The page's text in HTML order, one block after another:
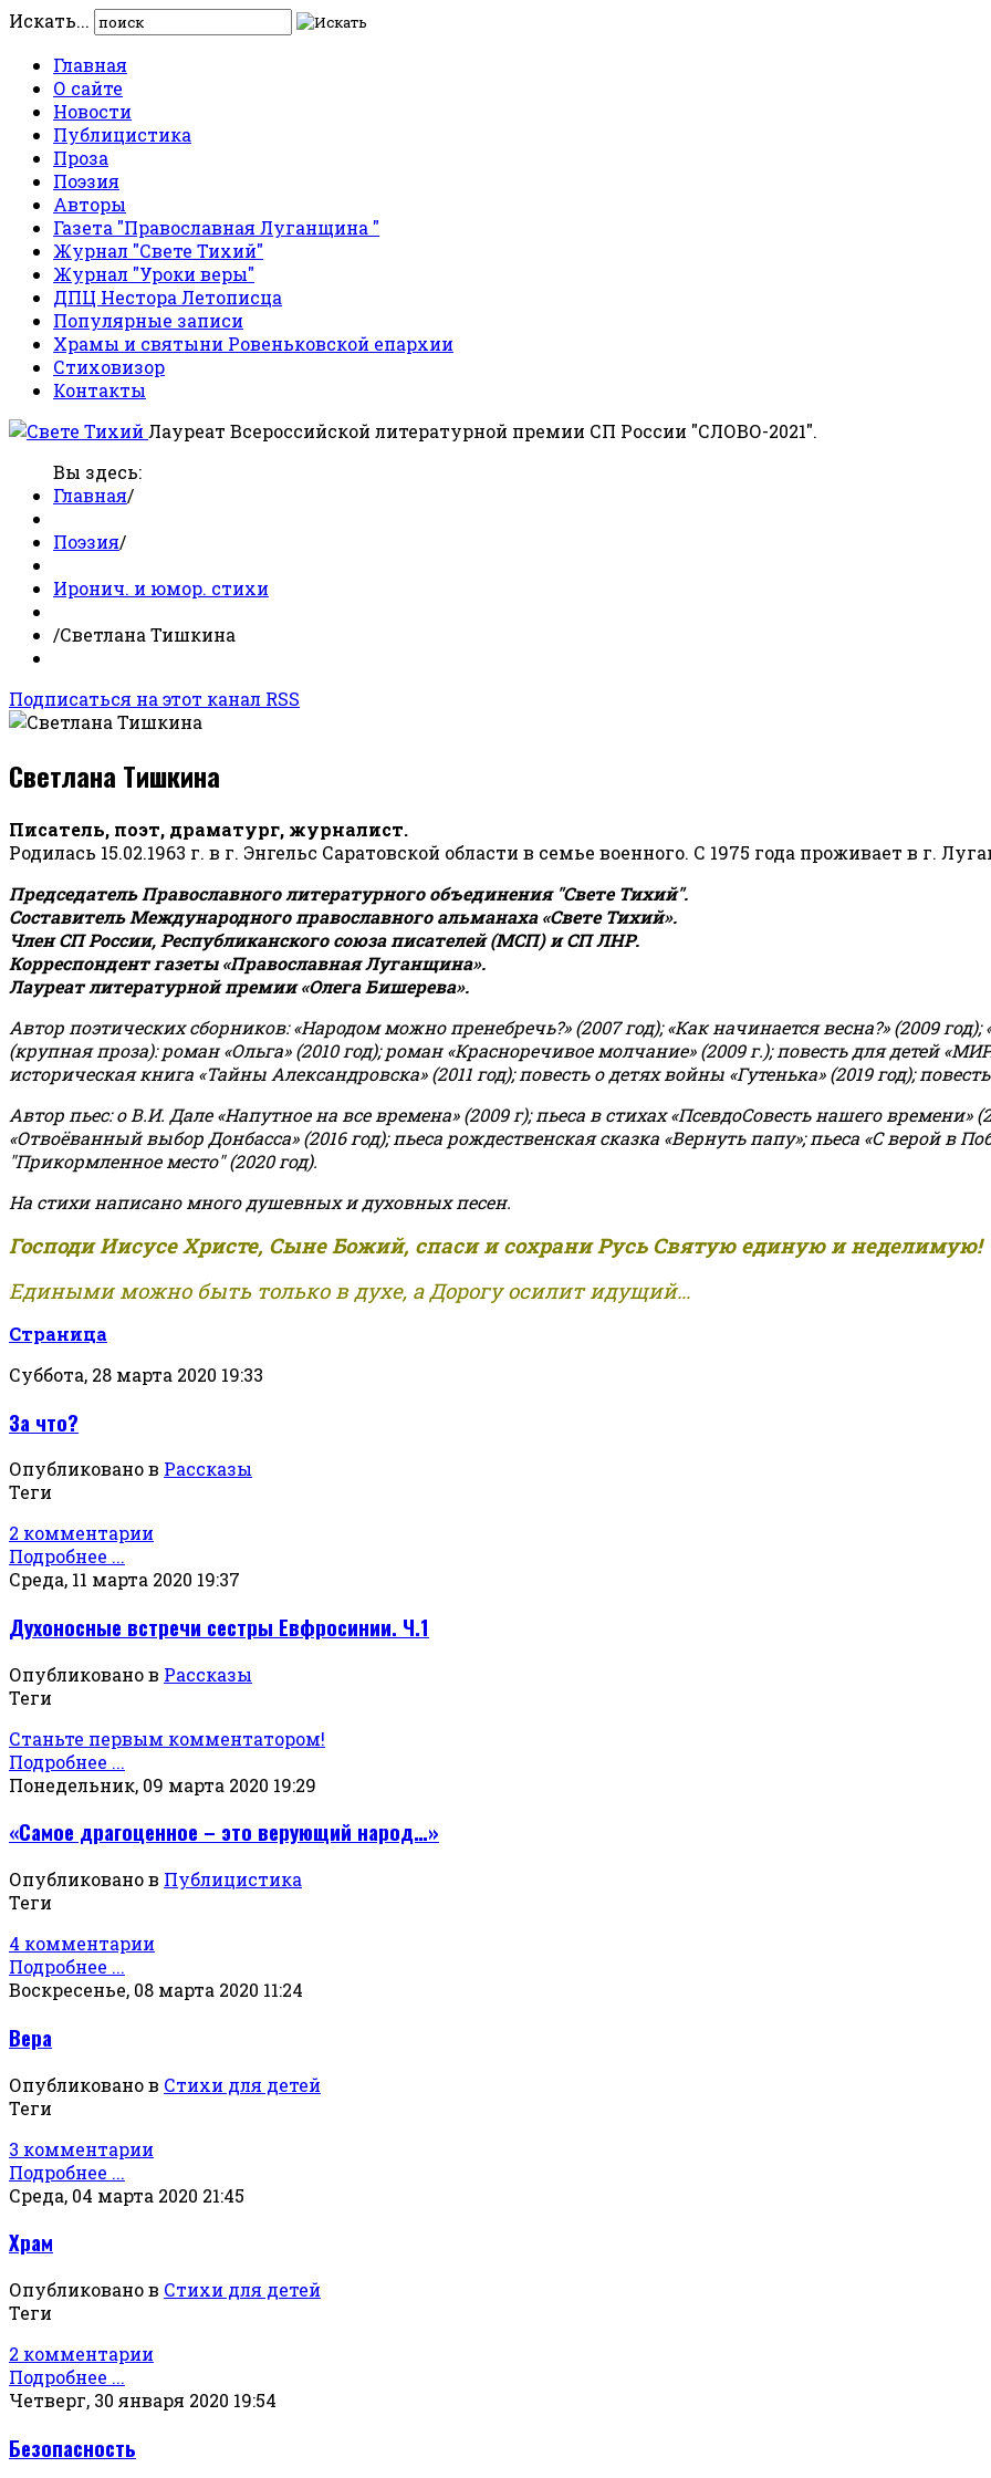
Искать...
Главная
О сайте
Новости
Публицистика
Проза
Поэзия
Авторы
Газета "Православная Луганщина "
Журнал "Свете Тихий"
Журнал "Уроки веры"
ДПЦ Нестора Летописца
Популярные записи
Храмы и святыни Ровеньковской епархии
Стиховизор
Контакты
Лауреат Всероссийской литературной премии СП России "СЛОВО-2021".
Вы здесь:
Главная/
Поэзия/
Иронич. и юмор. стихи
/Светлана Тишкина
Подписаться на этот канал RSS
Светлана Тишкина
Писатель, поэт, драматург, журналист.
Родилась 15.02.1963 г. в г. Энгельс Саратовской области в семье военного. С 1975 года проживает в г.
Председатель Православного литературного объединения "Свете Тихий".
Составитель Международного православного альманаха «Свете Тихий».
Член СП России, Республиканского союза писателей (МСП) и СП ЛНР.
Корреспондент газеты «Православная Луганщина».
Лауреат литературной премии «Олега Бишерева».
Автор поэтических сборников: «Народом можно пренебречь?» (2007 год); «Как начинается весна?» (2009 год);
(крупная проза): роман «Ольга» (2010 год); роман «Красноречивое молчание» (2009 г.); повесть для детей
историческая книга «Тайны Александровска» (2011 год); повесть о детях войны «Гутенька» (2019 год);
Автор пьес: о В.И. Дале «Напутное на все времена» (2009 г); пьеса в стихах «ПсевдоСовесть нашего времени»
«Отвоёванный выбор Донбасса» (2016 год); пьеса рождественская сказка «Вернуть папу»; пьеса «С верой в
"Прикормленное место" (2020 год).
На стихи написано много душевных и духовных песен.
Господи Иисусе Христе, Сыне Божий, спаси и сохрани Русь Святую единую и неделимую!
Едиными можно быть только в духе, а Дорогу осилит идущий...
Страница
Суббота, 28 марта 2020 19:33
За что?
Опубликовано в Рассказы
Теги
2 комментарии
Подробнее ...
Среда, 11 марта 2020 19:37
Духоносные встречи сестры Евфросинии. Ч.1
Опубликовано в Рассказы
Теги
Станьте первым комментатором!
Подробнее ...
Понедельник, 09 марта 2020 19:29
«Самое драгоценное – это верующий народ…»
Опубликовано в Публицистика
Теги
4 комментарии
Подробнее ...
Воскресенье, 08 марта 2020 11:24
Вера
Опубликовано в Стихи для детей
Теги
3 комментарии
Подробнее ...
Среда, 04 марта 2020 21:45
Храм
Опубликовано в Стихи для детей
Теги
2 комментарии
Подробнее ...
Четверг, 30 января 2020 19:54
Безопасность